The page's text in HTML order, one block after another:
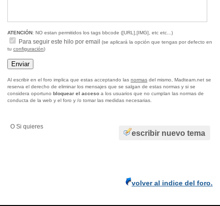
ATENCIÓN: NO estan permitidos los tags bbcode ([URL],[IMG], etc etc...)
Para seguir este hilo por email
(se aplicará la opción que tengas por defecto en
tu configuración)
Al escribir en el foro implica que estas acceptando las normas del mismo, Madteam.net se
reserva el derecho de eliminar los mensajes que se salgan de estas normas y si se
considera oportuno bloquear el acceso a los usuarios que no cumplan las normas de
conducta de la web y el foro y /o tomar las medidas necesarias.
escribir nuevo tema
O Si quieres
volver al indice del foro.